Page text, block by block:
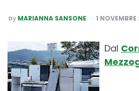
POSTED
BY
by MARIANNA SANSONE 1
Dal